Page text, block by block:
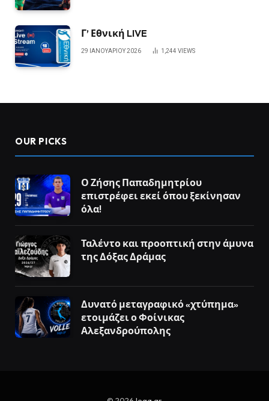
Γ’ Εθνική LIVE
29 ΙΑΝΟΥΑΡΊΟΥ 2026 1,244 VIEWS
OUR PICKS
Ο Ζήσης Παπαδημητρίου
επιστρέφει εκεί όπου ξεκίνησαν
όλα!
Ταλέντο και προοπτική στην άμυνα
της Δόξας Δράμας
Δυνατό μεταγραφικό «χτύπημα»
ετοιμάζει ο Φοίνικας
Αλεξανδρούπολης